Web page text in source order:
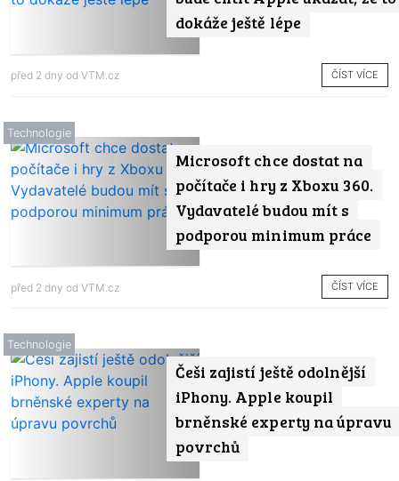
dokáže ještě lépe
před 2 dny od VTM.cz ČÍST VÍCE
Microsoft chce dostat na
počítače i hry z Xboxu 360.
Vydavatelé budou mít s
podporou minimum práce
Technologie
před 2 dny od VTM.cz ČÍST VÍCE
Češi zajistí ještě odolnější
iPhony. Apple koupil
brněnské experty na úpravu
povrchů
Technologie